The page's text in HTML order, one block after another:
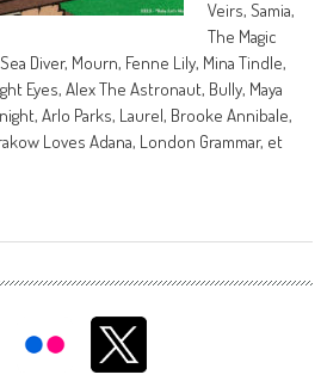
Veirs, Samia,
The Magic
Diver, Mourn, Fenne Lily, Mina Tindle,
Eyes, Alex The Astronaut, Bully, Maya
Arlo Parks, Laurel, Brooke Annibale,
Loves Adana, London Grammar, et